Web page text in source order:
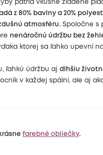
patria vkusne zladené
z 80% bavlny a 20%
atmosféru. Spoločne s
nenáročnú údržbu bez
ktorej sa ľahko upevní
ľahkú údržbu ajdlhšiu
v každej spálni, ale aj
farebné obliečky.